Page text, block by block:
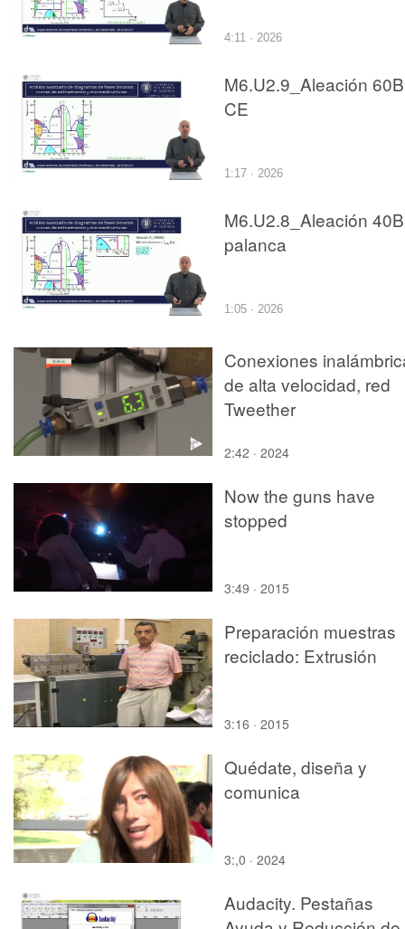
4:11 · 2026
M6.U2.9_Aleación 60B
CE
1:17 · 2026
M6.U2.8_Aleación 40B
palanca
1:05 · 2026
Conexiones
de alta velocidad, red
Tweether
2:42 · 2024
Now the guns have
stopped
3:49 · 2015
Preparación muestras
reciclado: Extrusión
3:16 · 2015
Quédate, diseña y
comunica
3:,0 · 2024
Audacity. Pestañas